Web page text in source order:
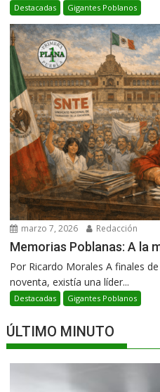
Destacadas Gigantes Poblanos
marzo 7, 2026 Redacción
Memorias Poblanas: A la
Por Ricardo Morales A finales
noventa, existía una líder...
Destacadas Gigantes Poblanos
ÚLTIMO MINUTO